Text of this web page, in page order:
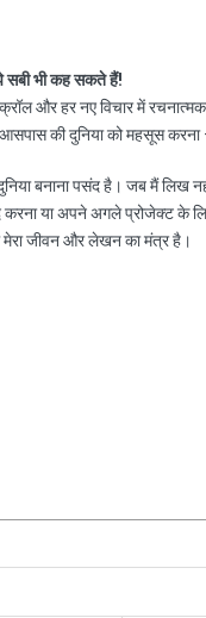
सबी भी कह सकते हैं!
और हर नए विचार में
आसपास की दुनिया को महसूस
बनाना पसंद है। जब मैं लिख
या अपने अगले प्रोजेक्ट के
जीवन और लेखन का मंत्र है।